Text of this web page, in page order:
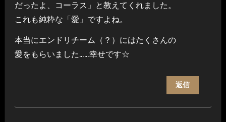
だったよ、コーラス」と教えてくれました。
これも純粋な「愛」ですよね。
本当にエンドリチーム（？）にはたくさんの
愛をもらいました……幸せです☆
返信